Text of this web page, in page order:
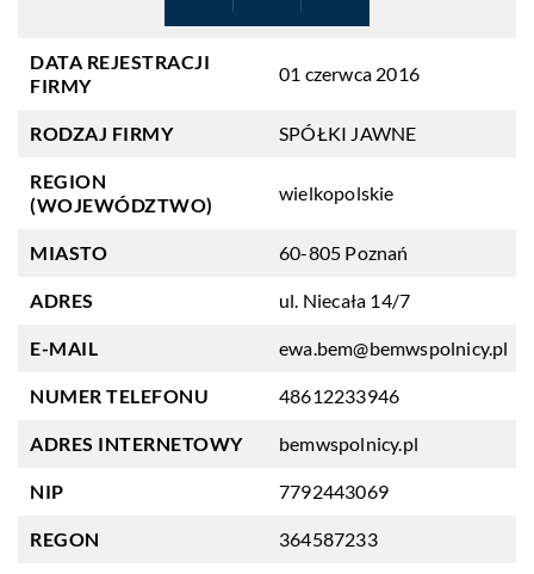
DATA REJESTRACJI
FIRMY
01 czerwca 2016
RODZAJ FIRMY SPÓŁKI JAWNE
REGION
(WOJEWÓDZTWO)
wielkopolskie
MIASTO 60-805 Poznań
ADRES ul. Niecała 14/7
E-MAIL ewa.bem@bemwspolnicy.pl
NUMER TELEFONU 48612233946
ADRES INTERNETOWY bemwspolnicy.pl
NIP 7792443069
REGON 364587233